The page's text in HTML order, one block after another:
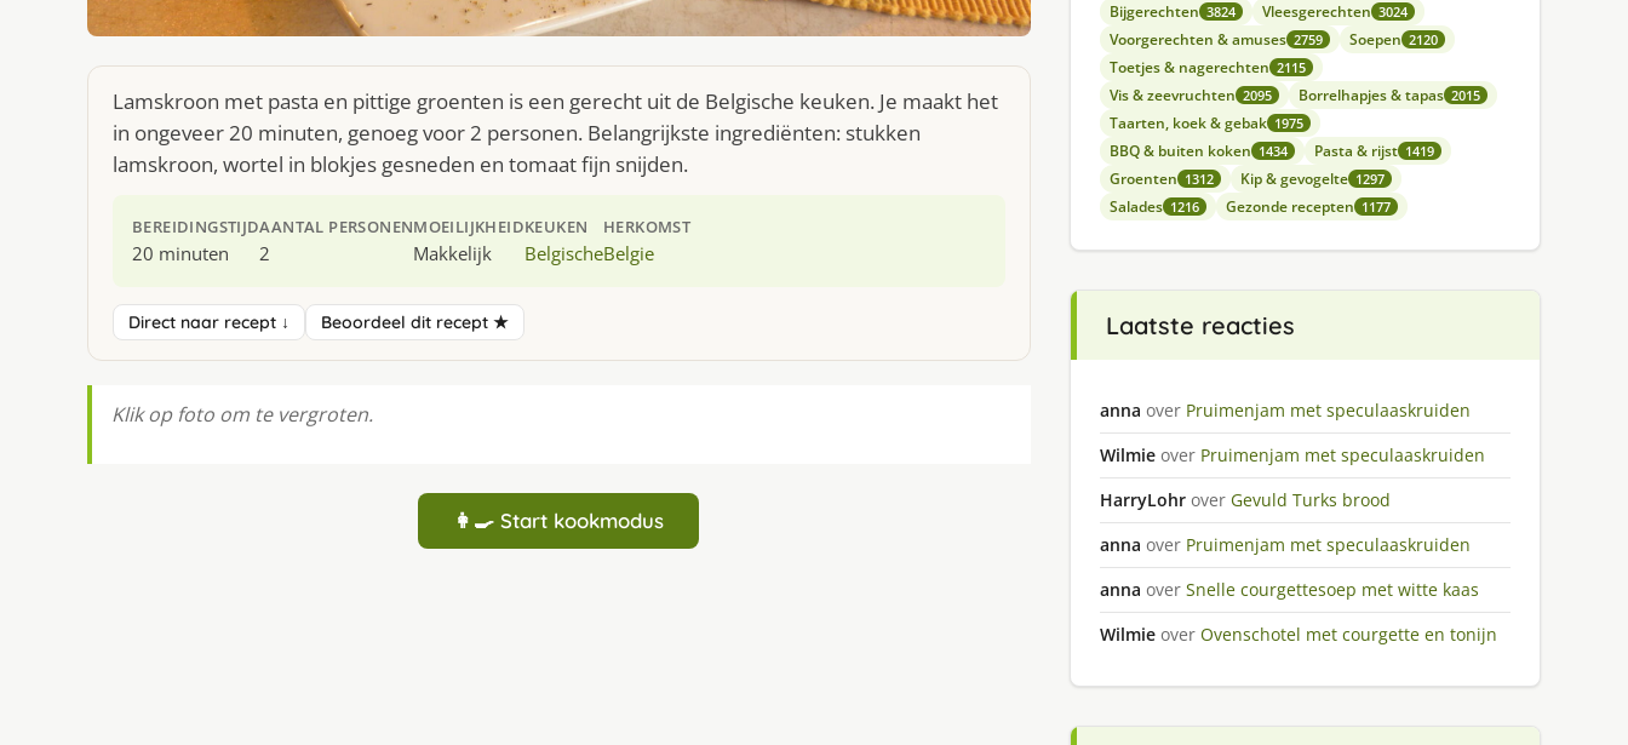
Lamskroon met pasta en pittige groenten is een gerecht uit de Belgische keuken. Je maakt het
in ongeveer 20 minuten, genoeg voor 2 personen. Belangrijkste ingrediënten: stukken
lamskroon, wortel in blokjes gesneden en tomaat fijn snijden.
BEREIDINGSTIJD
20 minuten
AANTAL PERSONEN
2
MOEILIJKHEID
Makkelijk
KEUKEN
Belgische
HERKOMST
Belgie
Direct naar recept ↓ Beoordeel dit recept ★
Klik op foto om te vergroten.
👩‍🍳 Start kookmodus
Bijgerechten 3824 Vleesgerechten 3024
Voorgerechten & amuses 2759 Soepen 2120
Toetjes & nagerechten 2115
Vis & zeevruchten 2095 Borrelhapjes & tapas 2015
Taarten, koek & gebak 1975
BBQ & buiten koken 1434 Pasta & rijst 1419
Groenten 1312 Kip & gevogelte 1297
Salades 1216 Gezonde recepten 1177
Laatste reacties
anna over Pruimenjam met speculaaskruiden
Wilmie over Pruimenjam met speculaaskruiden
HarryLohr over Gevuld Turks brood
anna over Pruimenjam met speculaaskruiden
anna over Snelle courgettesoep met witte kaas
Wilmie over Ovenschotel met courgette en tonijn